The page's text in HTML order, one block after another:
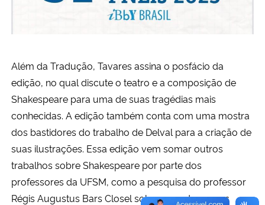
Além da Tradução, Tavares assina o posfácio da
edição, no qual discute o teatro e a composição de
Shakespeare para uma de suas tragédias mais
conhecidas. A edição também conta com uma mostra
dos bastidores do trabalho de Delval para a criação de
suas ilustrações. Essa edição vem somar outros
trabalhos sobre Shakespeare por parte dos
professores da UFSM, como a pesquisa do professor
Régis Augustus Bars Closel sobre uma das peças